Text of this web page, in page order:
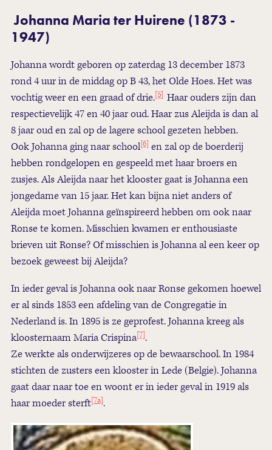
Johanna Maria ter Huirene (1873 -
1947)
Johanna wordt geboren op zaterdag 13 december 1873
rond 4 uur in de middag op B 43, het Olde Hoes. Het was
vochtig weer en een graad of drie.[5] Haar ouders zijn dan
respectievelijk 47 en 40 jaar oud. Haar zus Aleijda is dan al
8 jaar oud en zal op de lagere school gezeten hebben.
Ook Johanna ging naar school[6] en zal op de boerderij
hebben rondgelopen en gespeeld met haar broers en
zusjes. Als Aleijda naar het klooster gaat is Johanna een
jongedame van 15 jaar. Het kan bijna niet anders of
Aleijda moet Johanna geïnspireerd hebben om ook naar
Ronse te komen. Misschien kwamen er enthousiaste
brieven uit Ronse? Of misschien is Johanna al een keer op
bezoek geweest bij Aleijda?
In ieder geval is Johanna ook naar Ronse gekomen hoewel
er al sinds 1853 een afdeling van de Congregatie in
Nederland is. In 1895 is ze geprofest. Johanna kreeg als
kloosternaam Maria Crispina[7].
Ze werkte als onderwijzeres op de bewaarschool. In 1984
stichten de zusters een klooster in Lede (Belgie). Johanna
gaat daar naar toe en woont er in ieder geval in 1919 als
haar moeder sterft[7a].